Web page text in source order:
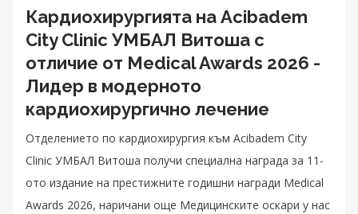
Кардиохирургията на Acibadem
City Clinic УМБАЛ Витоша с
отличие от Medical Awards 2026 -
Лидер в модерното
кардиохирургично лечение
Отделението по кардиохирургия към Acibadem City
Clinic УМБАЛ Витоша получи специална награда за 11-
ото издание на престижните годишни награди Medical
Awards 2026, наричани още Медицинските оскари у нас